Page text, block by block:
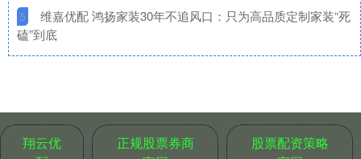
5
​维嘉优配 鸿扬家装30年不追风口：只为高品质定制家装“死
磕”到底
翔云优
正规股票券商
股票配资策略